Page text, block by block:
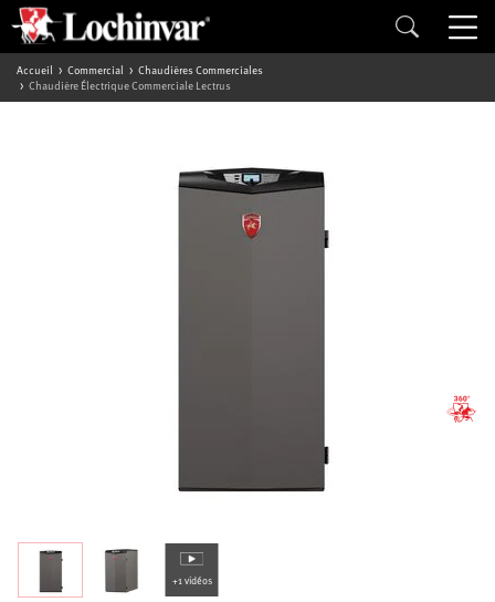
Accueil Commercial
Chaudières Commerciales
Chaudière Électrique Commerciale Lectrus
+1 vidéos